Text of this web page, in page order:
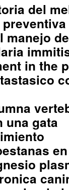
del
manejo
in the
una gata